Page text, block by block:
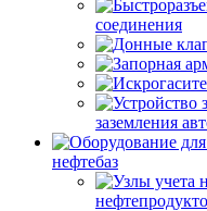
соединения
заземления
нефтебаз